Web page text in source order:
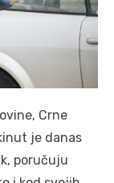
Crne
je danas
poručuju